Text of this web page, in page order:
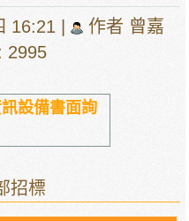
16:21 |
作者 曾嘉
2995
設備書面詢
招標